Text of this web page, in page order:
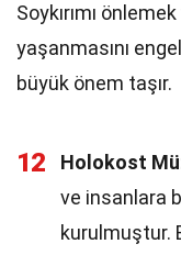
Soykırımı
yaşanmasını
büyük önem taşır.
12 Holokost
ve insanlara
kurulmuştur.